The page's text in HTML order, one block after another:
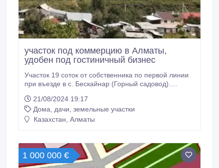
участок под коммерцию в Алматы,
удобен под гостиничный бизнес
Участок 19 соток от собственника по первой линии
при въезде в с. Бескайнар (Горный садовод).
возвышенности, с видом на горы, частично
находится на склоне. Подходит для круглогодичного
гостевого комплекса отдыха или загородного дома
21/08/2024 19:17
Дома, дачи, земельные участки
Казахстан, Алматы
1 000 000 €